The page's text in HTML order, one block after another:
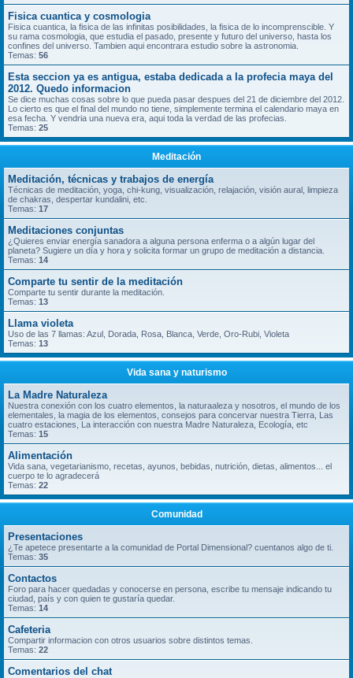
Fisica cuantica y cosmologia
Fisica cuantica, la fisica de las infinitas posibilidades, la fisica de lo incomprenscible. Y
su rama cosmologia, que estudia el pasado, presente y futuro del universo, hasta los
confines del universo. Tambien aqui encontrara estudio sobre la astronomia.
Temas: 56
Esta seccion ya es antigua, estaba dedicada a la profecia maya del
2012. Quedo informacion
Se dice muchas cosas sobre lo que pueda pasar despues del 21 de diciembre del 2012.
Lo cierto es que el final del mundo no tiene, simplemente termina el calendario maya en
esa fecha. Y vendria una nueva era, aqui toda la verdad de las profecias.
Temas: 25
Meditación
Meditación, técnicas y trabajos de energía
Técnicas de meditación, yoga, chi-kung, visualización, relajación, visión aural, limpieza
de chakras, despertar kundalini, etc.
Temas: 17
Meditaciones conjuntas
¿Quieres enviar energía sanadora a alguna persona enferma o a algún lugar del
planeta? Sugiere un día y hora y solicita formar un grupo de meditación a distancia.
Temas: 14
Comparte tu sentir de la meditación
Comparte tu sentir durante la meditación.
Temas: 13
Llama violeta
Uso de las 7 llamas: Azul, Dorada, Rosa, Blanca, Verde, Oro-Rubi, Violeta
Temas: 13
Vida sana y naturismo
La Madre Naturaleza
Nuestra conexión con los cuatro elementos, la naturaaleza y nosotros, el mundo de los
elementales, la magia de los elementos, consejos para concervar nuestra Tierra, Las
cuatro estaciones, La interacción con nuestra Madre Naturaleza, Ecología, etc
Temas: 15
Alimentación
Vida sana, vegetarianismo, recetas, ayunos, bebidas, nutrición, dietas, alimentos... el
cuerpo te lo agradecerá
Temas: 22
Comunidad
Presentaciones
¿Te apetece presentarte a la comunidad de Portal Dimensional? cuentanos algo de ti.
Temas: 35
Contactos
Foro para hacer quedadas y conocerse en persona, escribe tu mensaje indicando tu
ciudad, país y con quien te gustaría quedar.
Temas: 14
Cafeteria
Compartir informacion con otros usuarios sobre distintos temas.
Temas: 22
Comentarios del chat